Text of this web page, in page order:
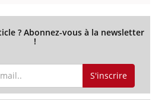
? Abonnez-vous à la newsletter
!
S'inscrire